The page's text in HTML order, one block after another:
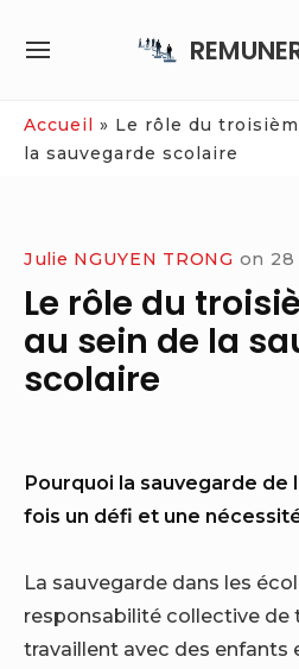
SITE
Accueil » Le rôle du
la sauvegarde scolaire
Julie NGUYEN TRONG on 28
Le rôle du
au sein de la
scolaire
Pourquoi la sauvegarde de
fois un défi et une
La sauvegarde dans les
responsabilité collective de
travaillent avec des enfants